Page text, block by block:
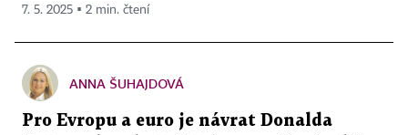
7. 5. 2025 ▪ 2 min. čtení
ANNA ŠUHAJDOVÁ
Pro Evropu a euro je návrat Donalda